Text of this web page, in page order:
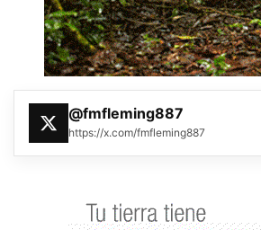
@fmfleming887
https://x.com/fmfleming887